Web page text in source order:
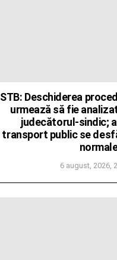
STB: Deschiderea
urmează să fie
judecătorul-sindic;
transport public se
6 august, 2026,